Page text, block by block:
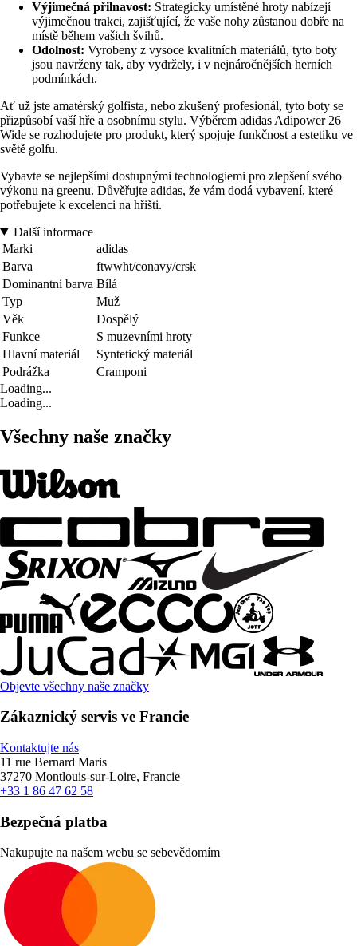
Výjimečná přilnavost: Strategicky umístěné hroty nabízejí
výjimečnou trakci, zajišťující, že vaše nohy zůstanou dobře na
místě během vašich švihů.
Odolnost: Vyrobeny z vysoce kvalitních materiálů, tyto boty
jsou navrženy tak, aby vydržely, i v nejnáročnějších herních
podmínkách.
Ať už jste amatérský golfista, nebo zkušený profesionál, tyto boty se
přizpůsobí vaší hře a osobnímu stylu. Výběrem adidas Adipower 26
Wide se rozhodujete pro produkt, který spojuje funkčnost a estetiku ve
světě golfu.
Vybavte se nejlepšími dostupnými technologiemi pro zlepšení svého
výkonu na greenu. Důvěřujte adidas, že vám dodá vybavení, které
potřebujete k excelenci na hřišti.
Další informace
Marki
adidas
Barva
ftwwht/conavy/crsk
Dominantní barva Bílá
Typ
Muž
Věk
Dospělý
Funkce
S muzevními hroty
Hlavní materiál
Syntetický materiál
Podrážka
Cramponi
Loading...
Loading...
Všechny naše značky
Objevte všechny naše značky
Zákaznický servis ve Francie
Kontaktujte nás
11 rue Bernard Maris
37270 Montlouis-sur-Loire, Francie
+33 1 86 47 62 58
Bezpečná platba
Nakupujte na našem webu se sebevědomím